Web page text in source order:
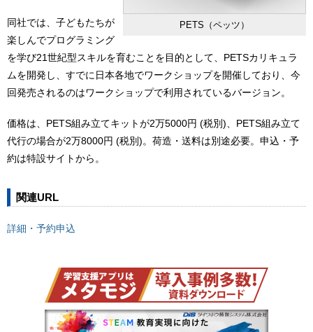
PETS（ペッツ）
同社では、子どもたちが
楽しんでプログラミング
を学び21世紀型スキルを育むことを目的として、PETSカリキュラ
ムを開発し、すでに日本各地でワークショップを開催しており、今
回発売されるのはワークショップで利用されているバージョン。
価格は、PETS組み立てキットが2万5000円 (税別)、PETS組み立て
代行の場合が2万8000円 (税別)。荷造・送料は別途必要。申込・予
約は特設サイトから。
関連URL
詳細・予約申込